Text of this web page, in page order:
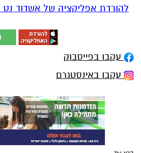
להורדת אפליקציה של אשדוד נט
עקבו בפייסבוק
עקבו באינסטגרם